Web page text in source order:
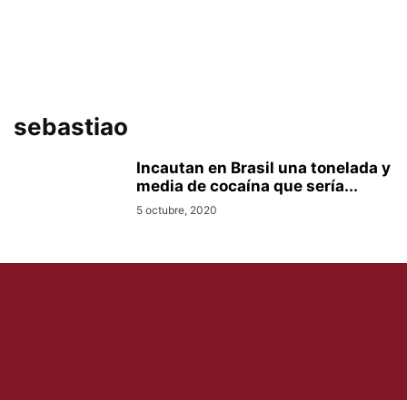
sebastiao
Incautan en Brasil una tonelada y
media de cocaína que sería...
5 octubre, 2020